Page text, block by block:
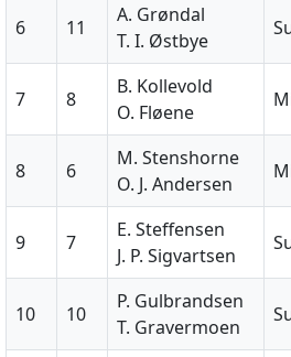
6 11
A. Grøndal
T. I. Østbye
7 8
B. Kollevold
O. Fløene
8 6
M. Stenshorne
O. J. Andersen
9 7
E. Steffensen
J. P. Sigvartsen
10 10
P. Gulbrandsen
T. Gravermoen